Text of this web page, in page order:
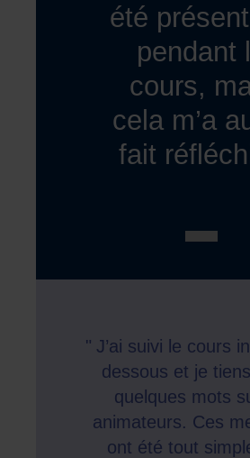
été
pendant
cours,
cela m’a
fait
J’ai suivi le cours
dessous et je
quelques mots
animateurs. Ces
ont été tout